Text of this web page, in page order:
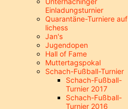
Einladungsturnier
Quarantäne-Turniere auf
lichess
Jan's
Jugendopen
Hall of Fame
Muttertagspokal
Schach-Fußball-Turnier
Schach-Fußball-
Turnier 2017
Schach-Fußball-
Turnier 2016